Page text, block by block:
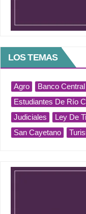
LOS TEMAS
Agro Banco Central
Estudiantes De Río
Judiciales
Ley De
San Cayetano